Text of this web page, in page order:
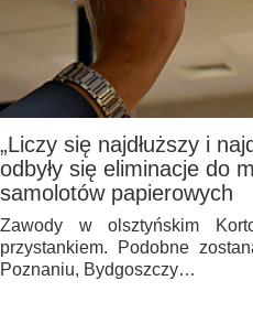
„Liczy się najdłuższy i
odbyły się eliminacje do
samolotów papierowych
Zawody w olsztyńskim
przystankiem. Podobne
Poznaniu, Bydgoszczy…